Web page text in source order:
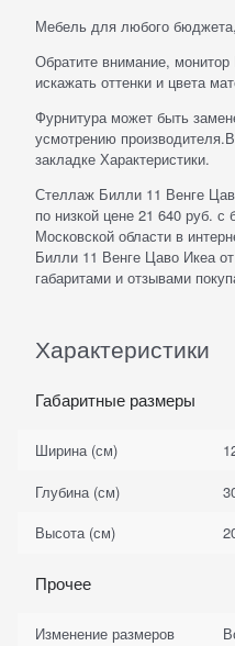
Мебель для любого
Обратите внимание,
искажать оттенки и цвета
Фурнитура может быть
усмотрению
закладке Характеристики.
Стеллаж Билли 11 Венге
по низкой цене 21 640 руб.
Московской области в
Билли 11 Венге Цаво Икеа
габаритами и отзывами
Характеристики
Габаритные размеры
Ширина (см)
Глубина (см)
Высота (см)
Прочее
Изменение размеров